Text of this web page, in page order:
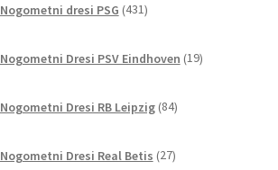
Nogometni dresi PSG 431izdelkov
Nogometni Dresi PSV Eindhoven 19izdelkov
Nogometni Dresi RB Leipzig 84izdelkov
Nogometni Dresi Real Betis 27izdelkov